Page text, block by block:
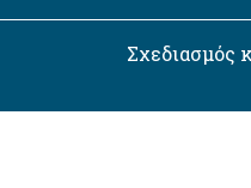
Σχεδιασμός